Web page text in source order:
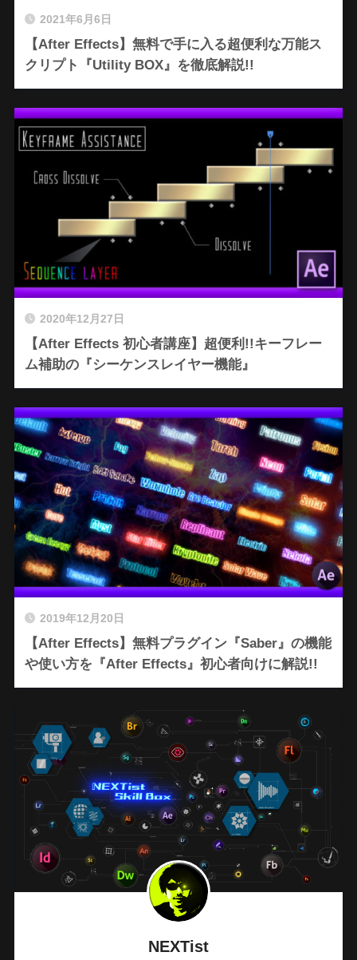
2021年6月6日
【After Effects】無料で手に入る超便利な万能ス
クリプト『Utility BOX』を徹底解説!!
2020年12月27日
【After Effects 初心者講座】超便利!!キーフレー
ム補助の『シーケンスレイヤー機能』
2019年12月20日
【After Effects】無料プラグイン『Saber』の機能
や使い方を『After Effects』初心者向けに解説!!
NEXTist